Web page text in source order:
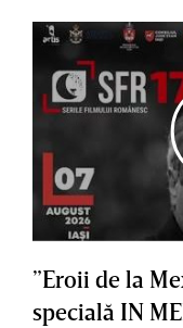
”Eroii de la
specială IN